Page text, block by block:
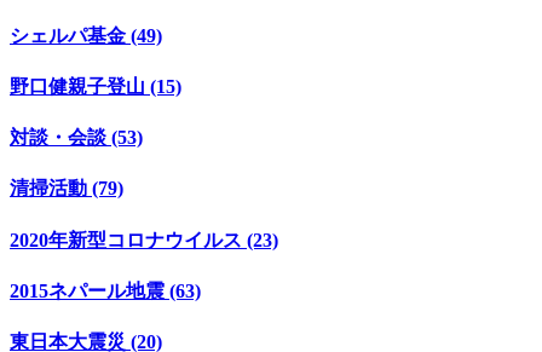
シェルパ基金 (49)
野口健親子登山 (15)
対談・会談 (53)
清掃活動 (79)
2020年新型コロナウイルス (23)
2015ネパール地震 (63)
東日本大震災 (20)